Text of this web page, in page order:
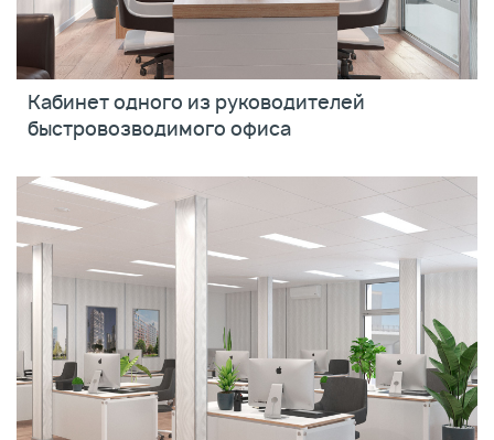
Кабинет одного из руководителей
быстровозводимого офиса